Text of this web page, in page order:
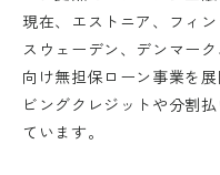
現在、エストニア、フィ
スウェーデン、デンマー
向け無担保ローン事業を
ビングクレジットや分割
ています。